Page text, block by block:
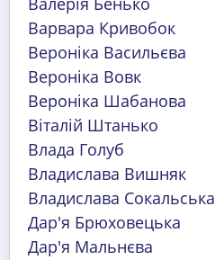
Варвара Кривобок
Вероніка Васильєва
Вероніка Вовк
Вероніка Шабанова
Віталій Штанько
Влада Голуб
Владислава Вишняк
Владислава Сокальська
Дар'я Брюховецька
Дар'я Мальнєва